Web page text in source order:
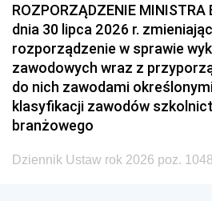
ROZPORZĄDZENIE MINISTRA
dnia 30 lipca 2026 r.
rozporządzenie w sprawie
zawodowych wraz z
do nich zawodami
klasyfikacji zawodów
branżowego
Dziennik Ustaw rok 2026 poz. 1048